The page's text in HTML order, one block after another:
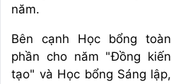
năm.
Bên cạnh Học bổng toàn
phần cho năm "Đồng kiến
tạo" và Học bổng Sáng lập,